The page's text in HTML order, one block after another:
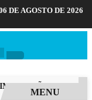
DE AGOSTO DE 2026
E MARCHA
MENU